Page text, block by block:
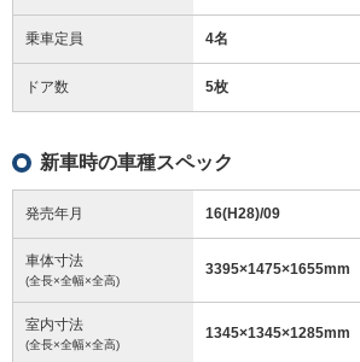
乗車定員 4名
ドア数 5枚
新車時の車種スペック
発売年月 16(H28)/09
車体寸法
(全長×全幅×全高)
3395×1475×1655mm
室内寸法
(全長×全幅×全高)
1345×1345×1285mm